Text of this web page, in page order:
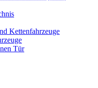
Kettenfahrzeuge
Tür